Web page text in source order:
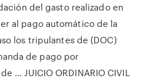
del gasto realizado en
al pago automático de la
los tripulantes de (DOC)
de pago por
... JUICIO ORDINARIO CIVIL